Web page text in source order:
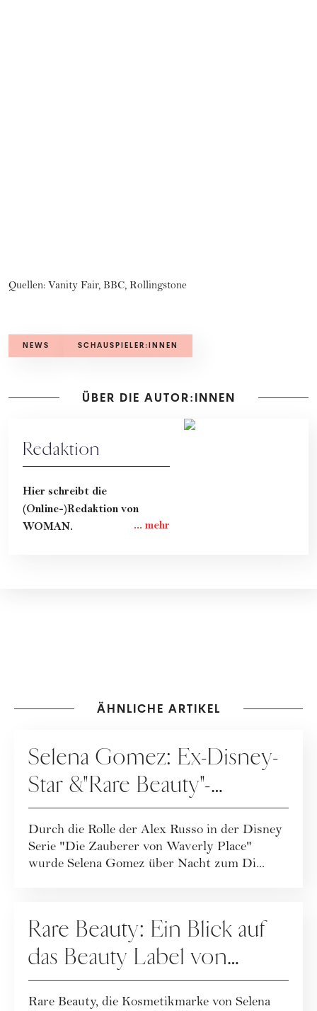
Quellen: Vanity Fair, BBC, Rollingstone
NEWS SCHAUSPIELER:INNEN
ÜBER DIE AUTOR:INNEN
Redaktion
Hier schreibt die
(Online-)Redaktion von
WOMAN.
ÄHNLICHE ARTIKEL
Selena Gomez: Ex-Disney-
Star &"Rare Beauty"-
Gründerin im Portrait
Durch die Rolle der Alex Russo in der Disney
Serie "Die Zauberer von Waverly Place"
wurde Selena Gomez über Nacht zum Di...
Rare Beauty: Ein Blick auf
das Beauty Label von
Selena Gomez
Rare Beauty, die Kosmetikmarke von Selena